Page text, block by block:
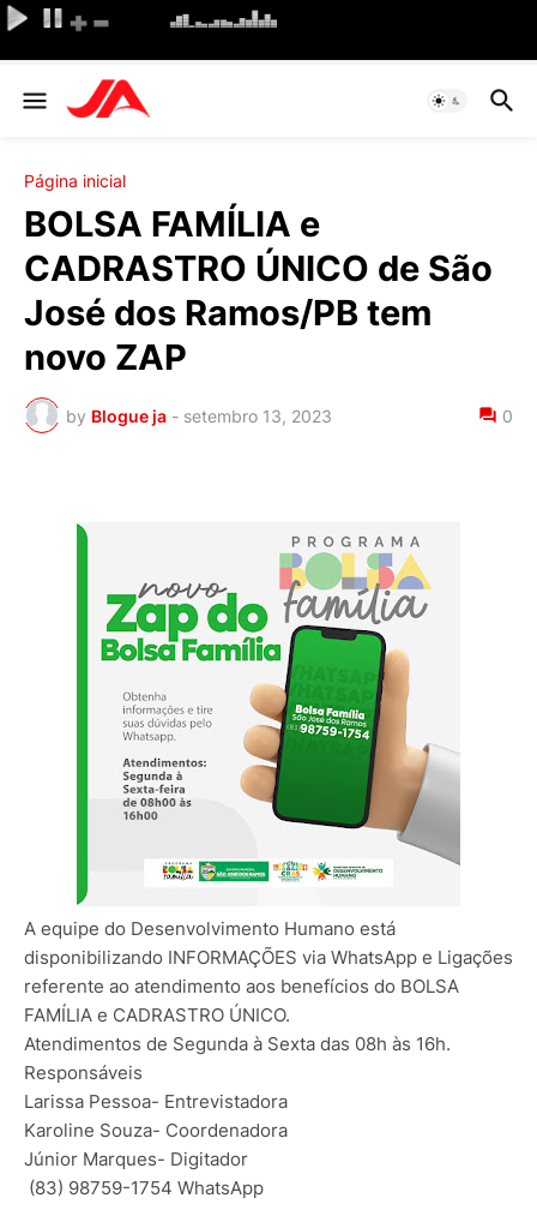
Página inicial
BOLSA FAMÍLIA e
CADRASTRO ÚNICO de São
José dos Ramos/PB tem
novo ZAP
by Blogue ja - setembro 13, 2023 0
A equipe do Desenvolvimento Humano está
disponibilizando INFORMAÇÕES via WhatsApp e Ligações
referente ao atendimento aos benefícios do BOLSA
FAMÍLIA e CADRASTRO ÚNICO.
Atendimentos de Segunda à Sexta das 08h às 16h.
Responsáveis
Larissa Pessoa- Entrevistadora
Karoline Souza- Coordenadora
Júnior Marques- Digitador
(83) 98759-1754 WhatsApp